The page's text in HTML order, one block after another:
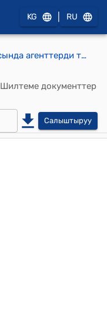
KG RU
Кыргыз Республикасында агенттерди тартуунун жана алардын ишинин тартиби (Кыргыз Республикасынын эмгек, социалдык камсыздоо жана миграция министрлигинин 2024-жылдын 24-июлундагы № 126 буйругу менен бекитилди)
Шилтеме документтер
Салыштыруу